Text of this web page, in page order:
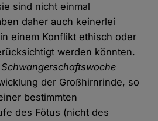
sind nicht einmal
daher auch keinerlei
einem Konflikt ethisch oder
werden könnten.
Schwangerschaftswoche
der Großhirnrinde, so
bestimmten
des Fötus (nicht des